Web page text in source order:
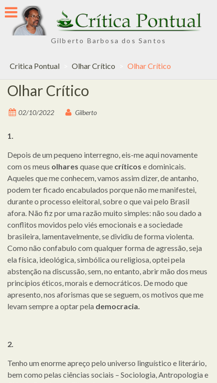
Skip
to
content
Gilberto Barbosa dos Santos
Critica Pontual Olhar Crítico Olhar Crítico
Olhar Crítico
02/10/2022 Gilberto
1.
Depois de um pequeno interregno, eis-me aqui novamente
com os meus olhares quase que críticos e dominicais.
Aqueles que me conhecem, vamos assim dizer, de antanho,
podem ter ficado encabulados porque não me manifestei,
durante o processo eleitoral, sobre o que vai pelo Brasil
afora. Não fiz por uma razão muito simples: não sou dado a
conflitos movidos pelo viés emocionais e a sociedade
brasileira, lamentavelmente, se dividiu de forma violenta.
Como não confabulo com qualquer forma de agressão, seja
ela física, ideológica, simbólica ou religiosa, optei pela
abstenção na discussão, sem, no entanto, abrir mão dos meus
princípios éticos, morais e democráticos. De modo que
apresento, nos aforismas que se seguem, os motivos que me
levam sempre a optar pela democracia.
2.
Tenho um enorme apreço pelo universo linguístico e literário,
bem como pelas ciências sociais – Sociologia, Antropologia e